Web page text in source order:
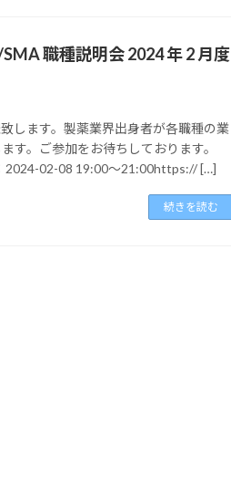
職種説明会 2024 年 2 月度
します。製薬業界出身者が各職種の業
す。ご参加をお待ちしております。
2024-02-08 19:00〜21:00https:// […]
続きを読む